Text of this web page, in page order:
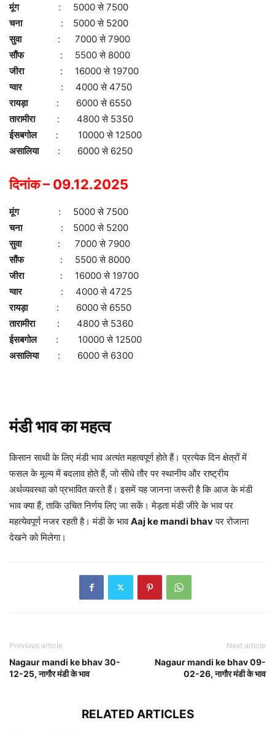
मूंग: 5000 से 7500
चना : 5000 से 5200
सुवा : 7000 से 7900
सौंफ
: 5500 से 8000
जीरा : 16000 से 19700
ग्वार
: 4000 से 4750
रायड़ा : 6000 से 6550
तारामीरा: 4800 से 5350
ईसबगोल
: 10000 से 12500
असालिया : 6000 से 6250
दिनांक – 09.12.2025
मूंग: 5000 से 7500
चना : 5000 से 5200
सुवा : 7000 से 7900
सौंफ
: 5500 से 8000
जीरा : 16000 से 19700
ग्वार
: 4000 से 4725
रायड़ा : 6000 से 6550
तारामीरा: 4800 से 5360
ईसबगोल
: 10000 से 12500
असालिया : 6000 से 6300
मंडी भाव का महत्व
किसान साथी के लिए मंडी भाव अत्यंत महत्वपूर्ण होते हैं। प्रत्येक दिन क्षेत्रों में
फसल के मूल्य में बदलाव होते हैं, जो सीधे तौर पर स्थानीय और राष्ट्रीय
अर्थव्यवस्था को प्रभावित करते हैं। इसमें यह जानना जरूरी है कि आज के मंडी
भाव क्या हैं, ताकि उचित निर्णय लिए जा सकें। मेड़ता मंडी जीरे के भाव पर
महत्येवपूर्ण नजर रहती है। मंडी के भावAaj ke mandi bhavपर रोजाना
देखने को मिलेगा।
Previous article
Nagaur mandi ke bhav 30-
12-25, नागौर मंडी के भाव
Next article
Nagaur mandi ke bhav 09-
02-26, नागौर मंडी के भाव
RELATED ARTICLES